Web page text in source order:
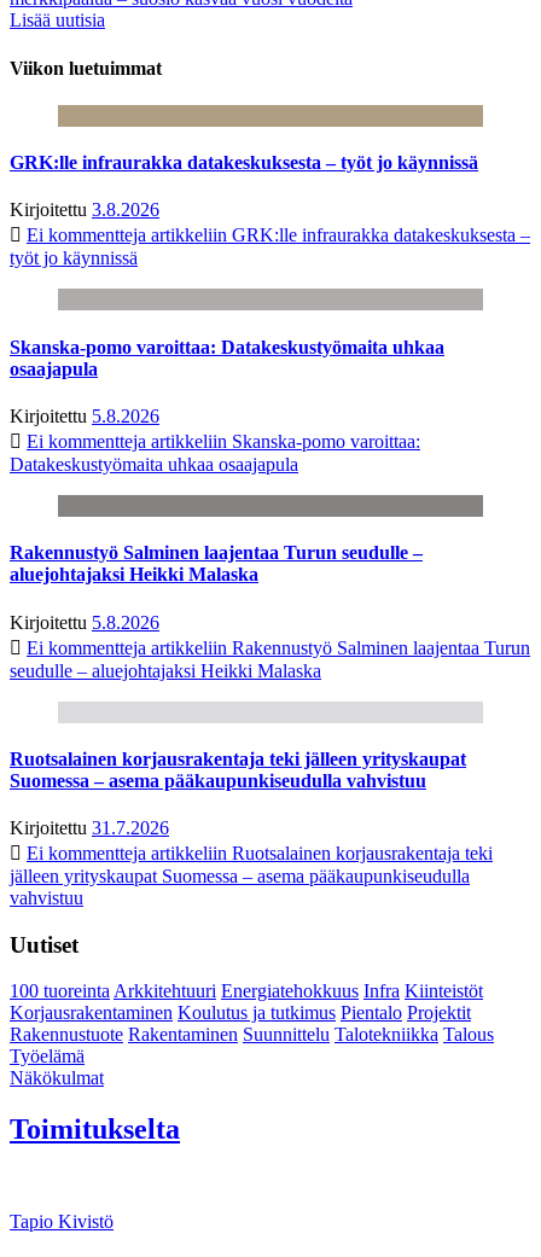
Lisää uutisia
Viikon luetuimmat
GRK:lle infraurakka datakeskuksesta – työt jo käynnissä
Kirjoitettu 3.8.2026
Ei kommentteja artikkeliin GRK:lle infraurakka datakeskuksesta –
työt jo käynnissä
Skanska-pomo varoittaa: Datakeskustyömaita uhkaa
osaajapula
Kirjoitettu 5.8.2026
Ei kommentteja artikkeliin Skanska-pomo varoittaa:
Datakeskustyömaita uhkaa osaajapula
Rakennustyö Salminen laajentaa Turun seudulle –
aluejohtajaksi Heikki Malaska
Kirjoitettu 5.8.2026
Ei kommentteja artikkeliin Rakennustyö Salminen laajentaa Turun
seudulle – aluejohtajaksi Heikki Malaska
Ruotsalainen korjausrakentaja teki jälleen yrityskaupat
Suomessa – asema pääkaupunkiseudulla vahvistuu
Kirjoitettu 31.7.2026
Ei kommentteja artikkeliin Ruotsalainen korjausrakentaja teki
jälleen yrityskaupat Suomessa – asema pääkaupunkiseudulla
vahvistuu
Uutiset
100 tuoreintaArkkitehtuuri Energiatehokkuus Infra Kiinteistöt
Korjausrakentaminen Koulutus ja tutkimus Pientalo Projektit
Rakennustuote Rakentaminen Suunnittelu Talotekniikka Talous
Työelämä
Näkökulmat
Toimitukselta
Tapio Kivistö